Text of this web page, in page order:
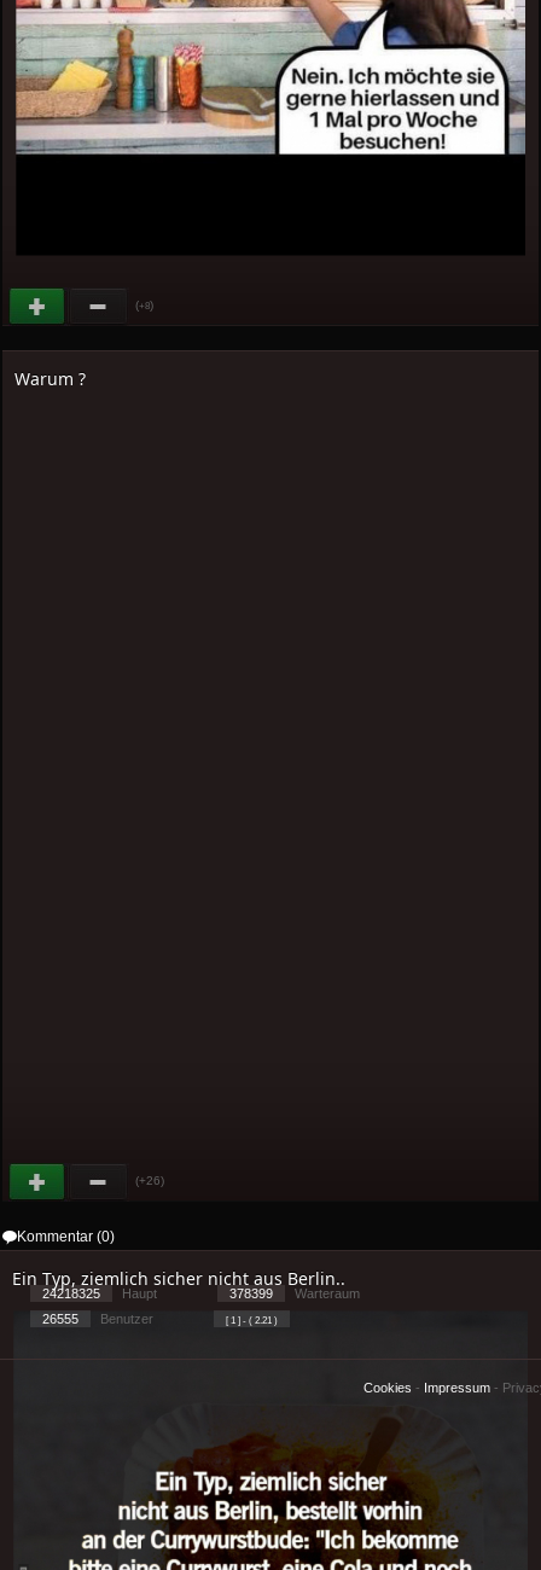
(+8)
Warum ?
(+26)
Kommentar (0)
Ein Typ, ziemlich sicher nicht aus Berlin..
24218325 Haupt 378399
Warteraum
26555
Benutzer [ 1 ] - ( 2.21 )
Cookies - Impressum -